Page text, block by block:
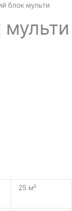
блок мульти
мульти
25 м²